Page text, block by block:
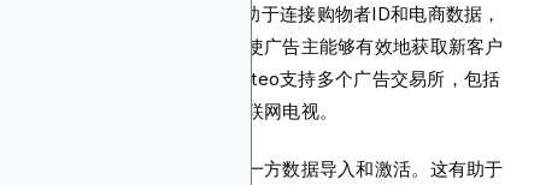
Criteo的Shopper Graph有助于连接购物者ID和电商数据，
以增强受众定向精确度。这使广告主能够有效地获取新客户
并推动重复购买。此外，Criteo支持多个广告交易所，包括
展示、原生、视频、移动和联网电视。
其隐私优先设计架构支持第一方数据导入和激活。这有助于